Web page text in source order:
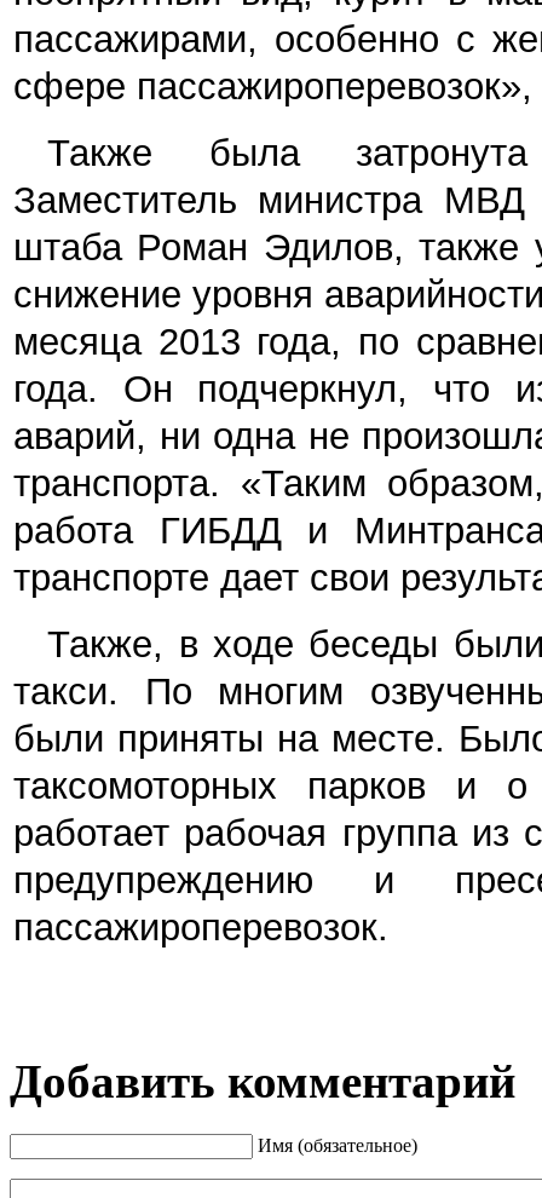
пассажирами, особенно с
сфере
Также была
Заместитель министра МВД
штаба Роман Эдилов, также
снижение уровня
месяца 2013 года, по
года. Он подчеркнул, что
аварий, ни одна не
транспорта. «Таким
работа ГИБДД и
транспорте дает свои
Также, в ходе беседы
такси. По многим
были приняты на месте.
таксомоторных парков и
работает рабочая группа
предупреждению и
пассажироперевозок.
Добавить комментарий
Имя (обязательное)